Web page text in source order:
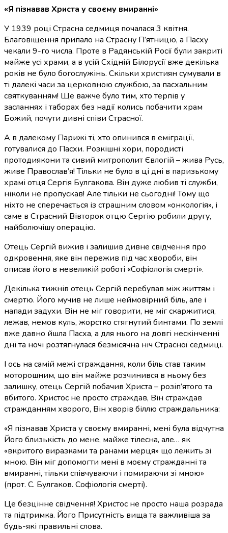
«Я пізнавав Христа у своєму вмиранні»
У 1939 році Страсна седмиця почалася 3 квітня.
Благовіщення припало на Страсну П’ятницю, а Пасху
чекали 9-го числа. Проте в Радянській Росії були закриті
майже усі храми, а в усій Східній Білорусії вже декілька
років не було богослужінь. Скільки християн сумували в
ті далекі часи за церковною службою, за пасхальним
святкуванням! Ще важче було тим, хто терпів у
засланнях і таборах без надії колись побачити храм
Божий, почути дивні співи Страсної.
А в далекому Парижі ті, хто опинився в еміграції,
готувалися до Пасхи. Розкішні хори, породисті
протодиякони та сивий митрополит Євлогій – жива Русь,
живе Православ’я! Тільки не було в ці дні в паризькому
храмі отця Сергія Булгакова. Він дуже любив ті служби,
ніколи не пропускав! Але тільки не сьогодні! Тому що
ніхто не сперечається із страшним словом «онкологія», і
саме в Страсний Вівторок отцю Сергію робили другу,
найболючішу операцію.
Отець Сергій вижив і залишив дивне свідчення про
одкровення, яке він пережив під час хвороби, він
описав його в невеликій роботі «Софіологія смерті».
Декілька тижнів отець Сергій перебував між життям і
смертю. Його мучив не лише неймовірний біль, але і
напади задухи. Він не міг говорити, не міг скаржитися,
лежав, немов куль, жорстко стягнутий бинтами. По землі
вже давно йшла Пасха, а для нього на довгі нескінченні
дні та ночі розтягнулася безмісячна ніч Страсної седмиці.
І ось на самій межі страждання, коли біль став таким
моторошним, що він майже розчинився в ньому без
залишку, отець Сергій побачив Христа – розіп’ятого та
вбитого. Христос не просто страждав, Він страждав
стражданням хворого, Він хворів біллю страждальника:
«Я пізнавав Христа у своєму вмиранні, мені була відчутна
Його близькість до мене, майже тілесна, але… як
«вкритого виразками та ранами мерця» що лежить зі
мною. Він міг допомогти мені в моєму стражданні та
вмиранні, тільки співчуваючи і помираючи зі мною»
(прот. С. Булгаков. Софіологія смерті).
Це безцінне свідчення! Христос не просто наша розрада
та підтримка. Його Присутність вища та важливіша за
будь-які правильні слова.